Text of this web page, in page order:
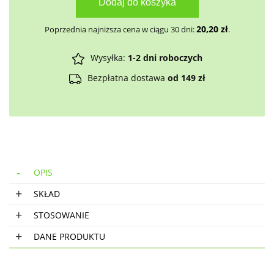
Dodaj do koszyka
Poprzednia najniższa cena w ciągu 30 dni:20,20 zł.
Wysyłka: 1-2 dni roboczych
Bezpłatna dostawa od 149 zł
OPIS
SKŁAD
STOSOWANIE
DANE PRODUKTU